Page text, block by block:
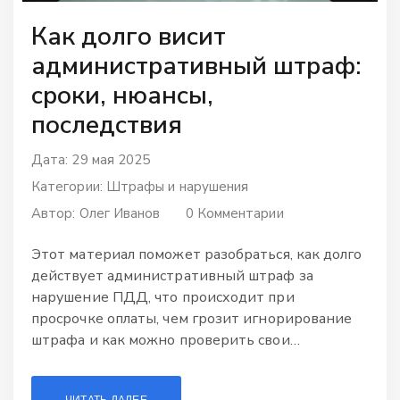
Как долго висит
административный штраф:
сроки, нюансы,
последствия
Дата: 29 мая 2025
Категории: Штрафы и нарушения
Автор: Олег Иванов 0 Комментарии
Этот материал поможет разобраться, как долго
действует административный штраф за
нарушение ПДД, что происходит при
просрочке оплаты, чем грозит игнорирование
штрафа и как можно проверить свои
воды. Приведу конкретные сроки, интересные